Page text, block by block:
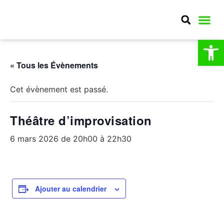
« Tous les Évènements
Cet évènement est passé.
Théâtre d’improvisation
6 mars 2026 de 20h00 à 22h30
Ajouter au calendrier